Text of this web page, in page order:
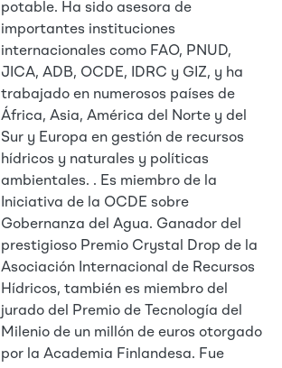
potable. Ha sido asesora de
importantes instituciones
internacionales como FAO, PNUD,
JICA, ADB, OCDE, IDRC y GIZ, y ha
trabajado en numerosos países de
África, Asia, América del Norte y del
Sur y Europa en gestión de recursos
hídricos y naturales y políticas
ambientales. . Es miembro de la
Iniciativa de la OCDE sobre
Gobernanza del Agua. Ganador del
prestigioso Premio Crystal Drop de la
Asociación Internacional de Recursos
Hídricos, también es miembro del
jurado del Premio de Tecnología del
Milenio de un millón de euros otorgado
por la Academia Finlandesa. Fue